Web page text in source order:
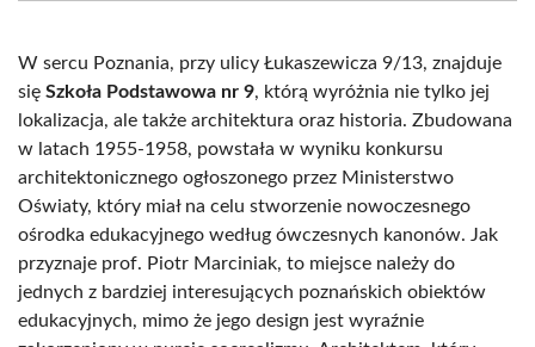
W sercu Poznania, przy ulicy Łukaszewicza 9/13, znajduje
się Szkoła Podstawowa nr 9, którą wyróżnia nie tylko jej
lokalizacja, ale także architektura oraz historia. Zbudowana
w latach 1955-1958, powstała w wyniku konkursu
architektonicznego ogłoszonego przez Ministerstwo
Oświaty, który miał na celu stworzenie nowoczesnego
ośrodka edukacyjnego według ówczesnych kanonów. Jak
przyznaje prof. Piotr Marciniak, to miejsce należy do
jednych z bardziej interesujących poznańskich obiektów
edukacyjnych, mimo że jego design jest wyraźnie